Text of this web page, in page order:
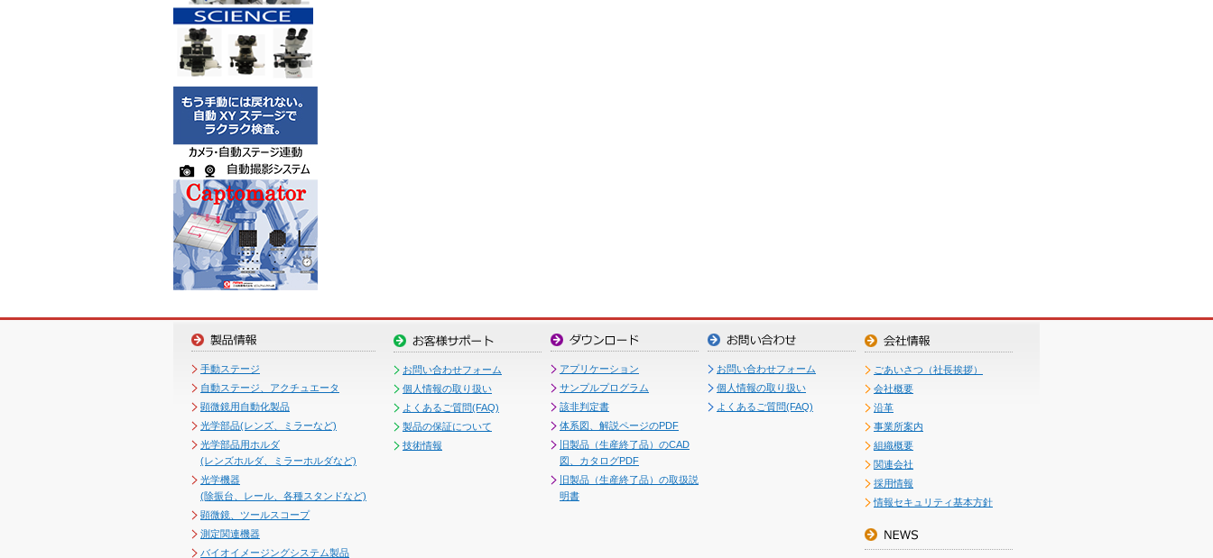
手動ステージ
自動ステージ、アクチュエータ
顕微鏡用自動化製品
光学部品(レンズ、ミラーなど)
光学部品用ホルダ
(レンズホルダ、ミラーホルダなど)
光学機器
(除振台、レール、各種スタンドなど)
顕微鏡、ツールスコープ
測定関連機器
バイオイメージングシステム製品
お問い合わせフォーム
個人情報の取り扱い
よくあるご質問(FAQ)
製品の保証について
技術情報
アプリケーション
サンプルプログラム
該非判定書
体系図、解説ページのPDF
旧製品（生産終了品）のCAD
図、カタログPDF
旧製品（生産終了品）の取扱説
明書
お問い合わせフォーム
個人情報の取り扱い
よくあるご質問(FAQ)
ごあいさつ（社長挨拶）
会社概要
沿革
事業所案内
組織概要
関連会社
採用情報
情報セキュリティ基本方針